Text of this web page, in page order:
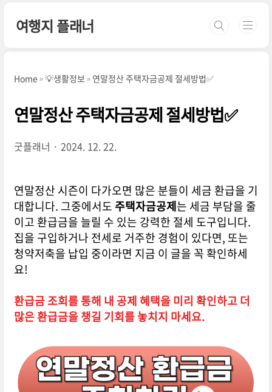
여행지 플래너
Home 💡생활정보 연말정산 주택자금공제 절세방법✅
연말정산 주택자금공제 절세방법✅
굿플래너 2024. 12. 22.
연말정산 시즌이 다가오면 많은 분들이 세금 환급을 기
대합니다. 그중에서도 주택자금공제는 세금 부담을 줄
이고 환급금을 늘릴 수 있는 강력한 절세 도구입니다.
집을 구입하거나 전세로 거주한 경험이 있다면, 또는
청약저축을 납입 중이라면 지금 이 글을 꼭 확인하세
요!
환급금 조회를 통해 내 공제 혜택을 미리 확인하고 더
많은 환급금을 챙길 기회를 놓치지 마세요.